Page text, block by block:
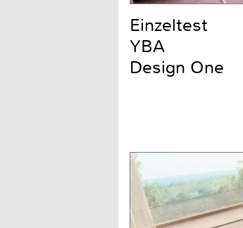
Einzeltest
YBA
Design One